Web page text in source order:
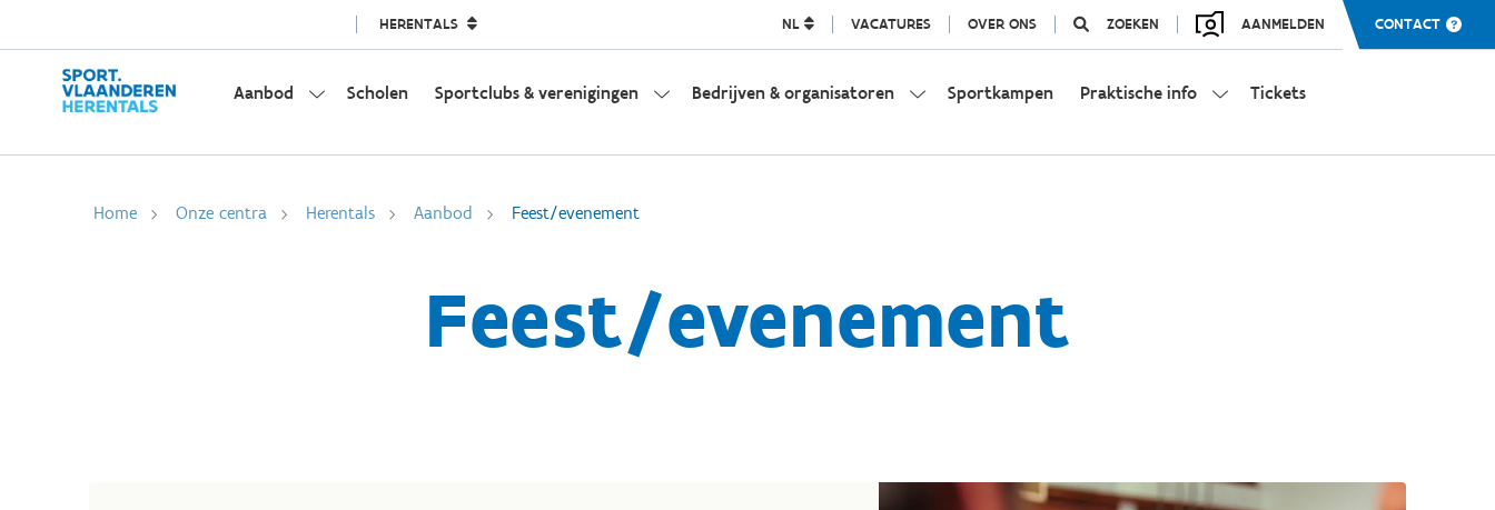
HERENTALS NL VACATURES OVER ONS ZOEKEN AANMELDEN CONTACT
Aanbod Scholen Sportclubs & verenigingen Bedrijven & organisatoren Sportkampen Praktische info Tickets
Home Onze centra Herentals Aanbod Feest/evenement
Feest/evenement